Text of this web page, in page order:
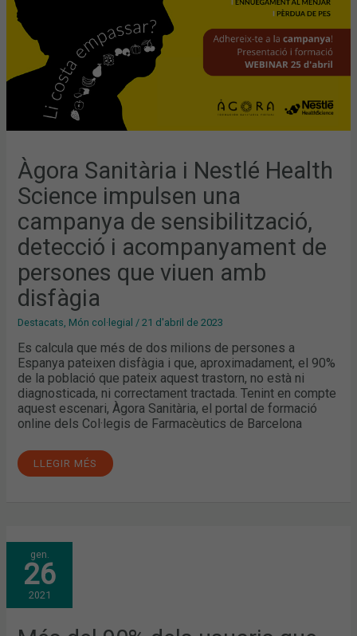
Àgora Sanitària i Nestlé Health
Science impulsen una
campanya de sensibilització,
detecció i acompanyament de
persones que viuen amb
disfàgia
Destacats Món col·legial /21 d'abril de 2023
Es calcula que més de dos milions de persones a
Espanya pateixen disfàgia i que, aproximadament, el 90%
de la població que pateix aquest trastorn, no està ni
diagnosticada, ni correctament tractada. Tenint en compte
aquest escenari, Àgora Sanitària, el portal de formació
online dels Col·legis de Farmacèutics de Barcelona
SENSIBILITZACIÓ,
ACOMPANYAMENT
DE
PERSONES
QUE
VIUEN
AMB
DISFÀGIA
LLEGIR MÉS
gen.
26
2021
MÉS
DEL
90%
DELS
USUARIS
QUE
S’HAN
AMB